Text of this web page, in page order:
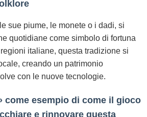
sue piume, le monete o i dadi, si
quotidiane come simbolo di fortuna
italiane, questa tradizione si
creando un patrimonio
con le nuove tecnologie.
come esempio di come il gioco
e rinnovare questa